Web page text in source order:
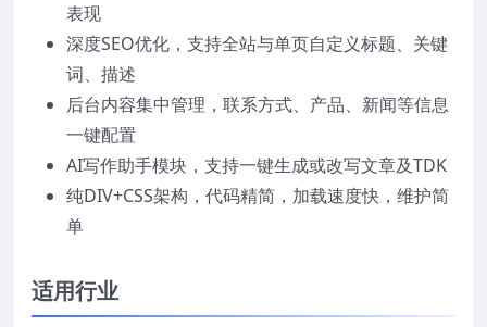
表现
深度SEO优化，支持全站与单页自定义标题、关键
词、描述
后台内容集中管理，联系方式、产品、新闻等信息
一键配置
AI写作助手模块，支持一键生成或改写文章及TDK
纯DIV+CSS架构，代码精简，加载速度快，维护简
单
适用行业